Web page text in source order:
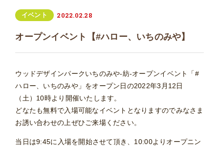
イベント 2022.02.28
オープンイベント【#ハロー、いちのみや】
ウッドデザインパークいちのみや-紡-オープンイベント「#
ハロー、いちのみや」をオープン日の2022年3月12日
（土）10時より開催いたします。
どなたも無料で入場可能なイベントとなりますのでみなさま
お誘い合わせの上ぜひご来場ください。
当日は9:45に入場を開始させて頂き、10:00よりオープニン